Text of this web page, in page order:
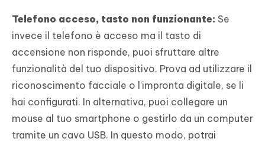
Telefono acceso, tasto non funzionante: Se
invece il telefono è acceso ma il tasto di
accensione non risponde, puoi sfruttare altre
funzionalità del tuo dispositivo. Prova ad utilizzare il
riconoscimento facciale o l'impronta digitale, se li
hai configurati. In alternativa, puoi collegare un
mouse al tuo smartphone o gestirlo da un computer
tramite un cavo USB. In questo modo, potrai